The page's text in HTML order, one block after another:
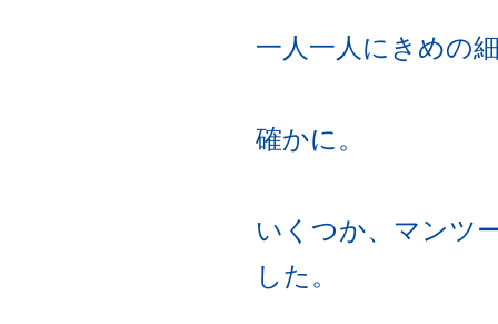
一人一人にきめの
確かに。
いくつか、マンツ
した。